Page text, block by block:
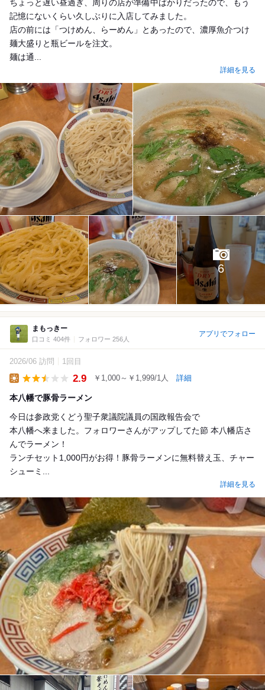
ちょっと遅い昼過ぎ、周りの店が準備中ばかりだったので、もう
記憶にないくらい久しぶりに入店してみました。
店の前には「つけめん、らーめん」とあったので、濃厚魚介つけ
麺大盛りと瓶ビールを注文。
麺は通...
詳細を見る
6
まもっきー
口コミ 404件 フォロワー 256人
アプリでフォロー
2026/06 訪問 1回目
2.9 ￥1,000～￥1,999/1人 詳細
本八幡で豚骨ラーメン
今日は参政党くどう聖子衆議院議員の国政報告会で
本八幡へ来ました。フォロワーさんがアップしてた節 本八幡店さ
んでラーメン！
ランチセット1,000円がお得！豚骨ラーメンに無料替え玉、チャー
シューミ...
詳細を見る